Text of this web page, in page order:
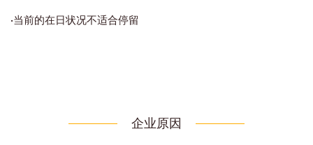
·当前的在日状况不适合停留
企业原因